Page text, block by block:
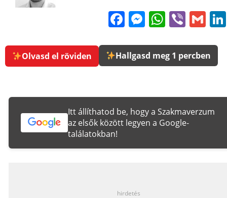
FacebookViber
Olvasd el röviden Hallgasd meg 1 percben
Itt állíthatod be, hogy a Szakmaverzum
az elsők között legyen a Google-
találatokban!
hirdetés